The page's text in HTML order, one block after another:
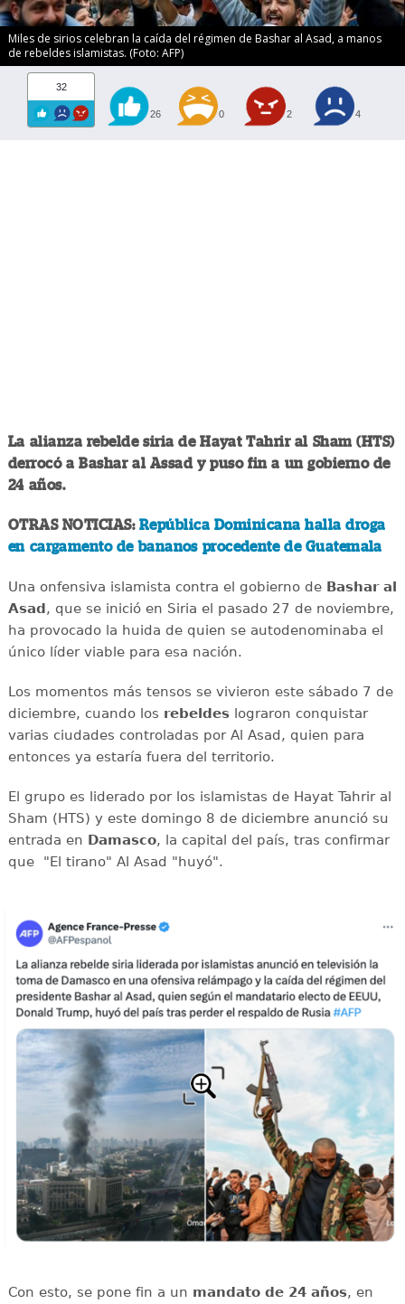
Miles de sirios celebran la caída del régimen de Bashar al Asad, a manos
de rebeldes islamistas. (Foto: AFP)
32
26 0 2 4
La alianza rebelde siria de Hayat Tahrir al Sham (HTS)
derrocó a Bashar al Assad y puso fin a un gobierno de
24 años.
OTRAS NOTICIAS: República Dominicana halla droga
en cargamento de bananos procedente de Guatemala
Una onfensiva islamista contra el gobierno de Bashar al
Asad, que se inició en Siria el pasado 27 de noviembre,
ha provocado la huida de quien se autodenominaba el
único líder viable para esa nación.
Los momentos más tensos se vivieron este sábado 7 de
diciembre, cuando los rebeldeslograron conquistar
varias ciudades controladas por Al Asad, quien para
entonces ya estaría fuera del territorio.
El grupo es liderado por los islamistas de Hayat Tahrir al
Sham (HTS) y este domingo 8 de diciembre anunció su
entrada en Damasco, la capital del país, tras confirmar
que
"El tirano" Al Asad "huyó".
Con esto, se pone fin a un mandato de 24 años, en